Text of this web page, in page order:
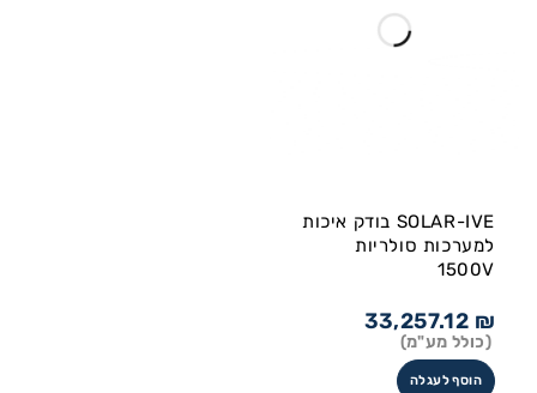
SOLAR-IVE בודק איכות
למערכות סולריות
1500V
33,257.12 ₪
(כולל מע"מ)
הוסף לעגלה